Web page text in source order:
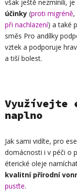
však ještě nezmínili,
účinky (proti migréně,
při nachlazení) a také
směs Pro andílky
vztek a podporuje
a tiší bolest.
Využívejte
naplno
Jak sami vidíte, pro
domácnosti i v péči o
éterické oleje
kvalitní přírodní
pusťte.